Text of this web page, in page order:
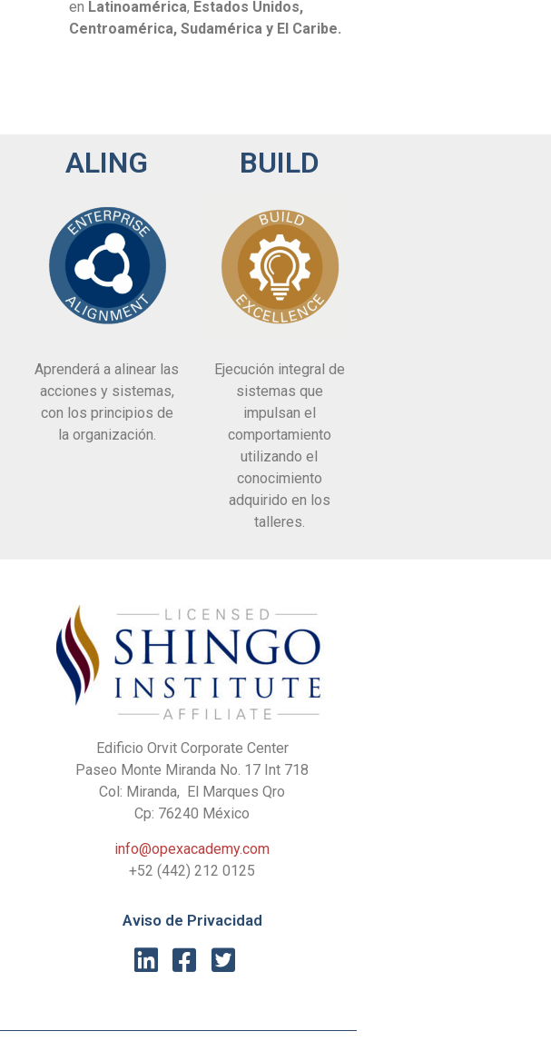
en Latinoamérica, Estados Unidos,
Centroamérica, Sudamérica y El Caribe.
ALING
Aprenderá a alinear las
acciones y sistemas,
con los principios de
la organización.
BUILD
Ejecución integral de
sistemas que
impulsan el
comportamiento
utilizando el
conocimiento
adquirido en los
talleres.
Edificio Orvit Corporate Center
Paseo Monte Miranda No. 17 Int 718
Col: Miranda, El Marques Qro
Cp: 76240 México
info@opexacademy.com
+52 (442) 212 0125
Aviso de Privacidad